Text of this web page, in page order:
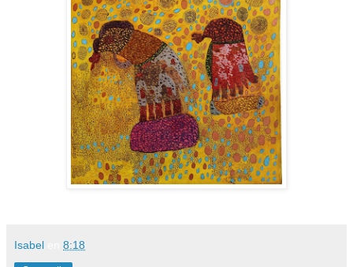
Isabel 8:18